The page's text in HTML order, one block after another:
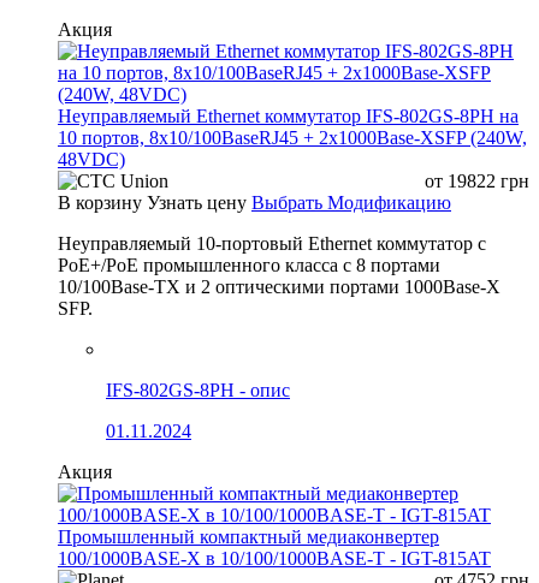
Акция
Неуправляемый Ethernet коммутатор IFS-802GS-8PH на
10 портов, 8x10/100BaseRJ45 + 2x1000Base-XSFP (240W,
48VDC)
от 19822 грн
В корзину Узнать цену Выбрать Модификацию
Неуправляемый 10-портовый Ethernet коммутатор с
PoE+/PoE промышленного класса с 8 портами
10/100Base-TX и 2 оптическими портами 1000Base-X
SFP.
IFS-802GS-8PH - опис
01.11.2024
Акция
Промышленный компактный медиаконвертер
100/1000BASE-X в 10/100/1000BASE-T - IGT-815AT